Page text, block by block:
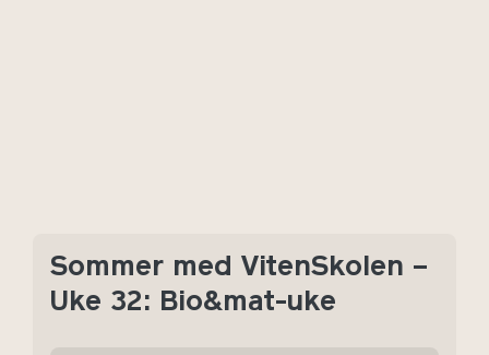
Sommer med VitenSkolen –
Uke 32: Bio&mat-uke